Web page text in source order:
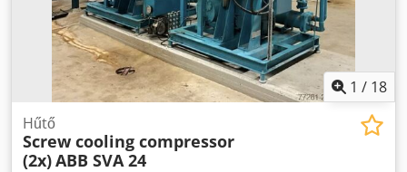
1 / 18
Hűtő
Screw cooling compressor
(2x)ABB SVA 24